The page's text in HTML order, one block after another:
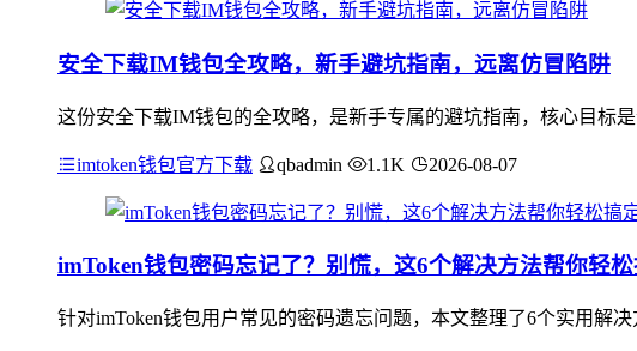
安全下载IM钱包全攻略，新手避坑指南，远离仿冒陷阱
这份安全下载IM钱包的全攻略，是新手专属的避坑指南，核心目标
imtoken钱包官方下载 qbadmin 1.1K 2026-08-07
imToken钱包密码忘记了？别慌，这6个解决方法帮你轻
针对imToken钱包用户常见的密码遗忘问题，本文整理了6个实用解